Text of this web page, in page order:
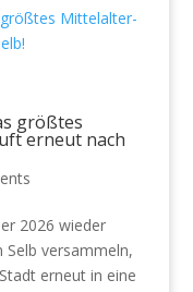
größtes
erneut nach
2026 wieder
versammeln,
erneut in eine